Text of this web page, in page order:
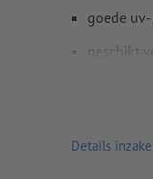
goede
geschikt
Let erop
Details